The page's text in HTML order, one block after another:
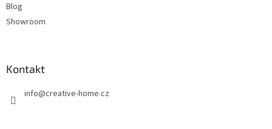
Blog
Showroom
Kontakt
info@creative-home.cz